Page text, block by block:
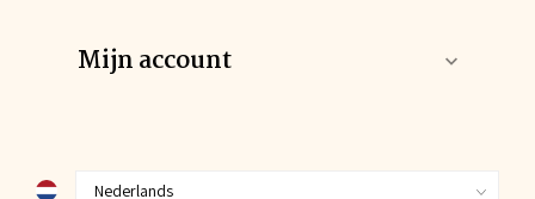
Mijn account